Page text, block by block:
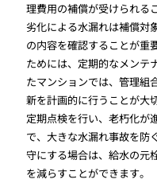
理費用の補償が受けられる
劣化による水漏れは補償対
の内容を確認することが重
ためには、定期的なメンテ
たマンションでは、管理組
新を計画的に行うことが大
定期点検を行い、老朽化が
で、大きな水漏れ事故を防
守にする場合は、給水の元
を減らすことができます。